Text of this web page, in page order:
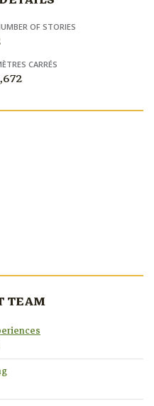
OF STORIES
CARRÉS
TEAM